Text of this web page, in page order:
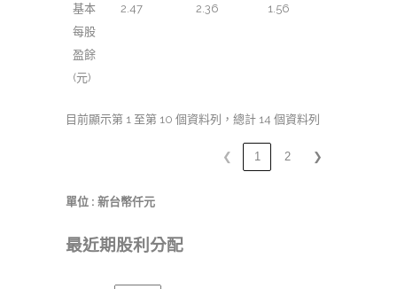
基本
每股
盈餘
(元)
2.47 2.36 1.56
目前顯示第 1 至第 10 個資料列，總計 14 個資料列
❮ 1 2 ❯
單位 : 新台幣仟元
最近期股利分配